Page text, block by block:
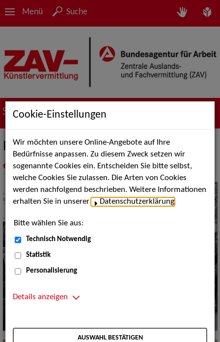
Menü Suche
Suche nach Künstler*innen
RicoArt für Kids
als PDF speichern
inMeine Merklistelegen
Cookie-Einstellungen
Wir möchten unsere Online-Angebote auf Ihre
Bedürfnisse anpassen. Zu diesem Zweck setzen wir
sogenannte Cookies ein. Entscheiden Sie bitte selbst,
welche Cookies Sie zulassen. Die Arten von Cookies
werden nachfolgend beschrieben. Weitere Informationen
erhalten Sie in unserer
Datenschutzerklärung
Bitte wählen Sie aus:
Technisch Notwendig
Statistik
Personalisierung
Details anzeigen
AUSWAHL BESTÄTIGEN